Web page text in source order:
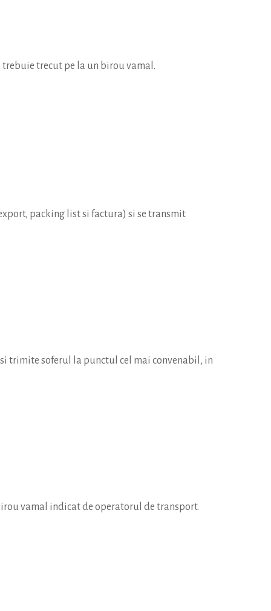
trecut pe la un birou vamal.
packing list si factura) si se transmit
si trimite soferul la punctul cel mai convenabil, in
vamal indicat de operatorul de transport.